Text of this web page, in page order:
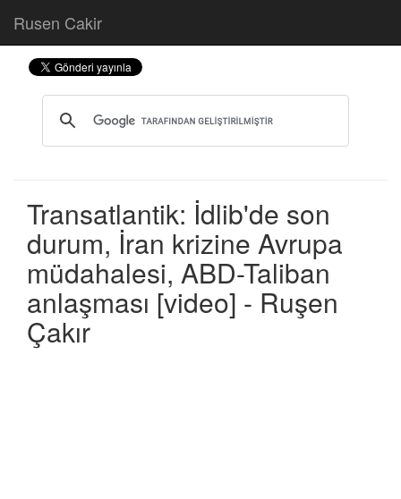
Rusen Cakir
Transatlantik: İdlib'de son
durum, İran krizine Avrupa
müdahalesi, ABD-Taliban
anlaşması [video] - Ruşen
Çakır